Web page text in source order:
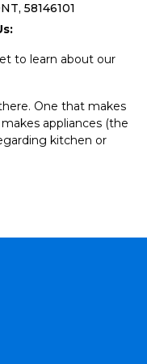
58146101
to learn about our
One that makes
appliances (the
kitchen or